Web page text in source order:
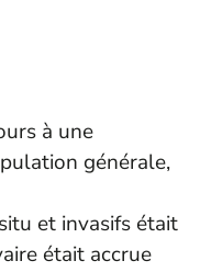
à une
générale,
et invasifs était
était accrue